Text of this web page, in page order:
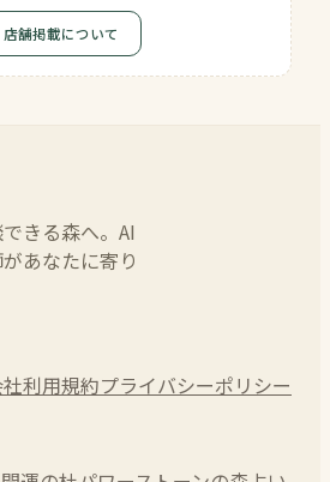
店舗掲載について
きる森へ。AI
あなたに寄り
利用規約プライバシーポリシー